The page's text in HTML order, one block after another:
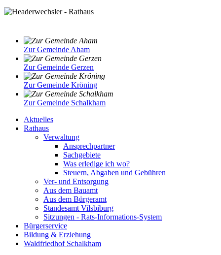
Zur Gemeinde Aham
Zur Gemeinde Gerzen
Zur Gemeinde Kröning
Zur Gemeinde Schalkham
Aktuelles
Rathaus
Verwaltung
Ansprechpartner
Sachgebiete
Was erledige ich wo?
Steuern, Abgaben und Gebühren
Ver- und Entsorgung
Aus dem Bauamt
Aus dem Bürgeramt
Standesamt Vilsbiburg
Sitzungen - Rats-Informations-System
Bürgerservice
Bildung & Erziehung
Waldfriedhof Schalkham